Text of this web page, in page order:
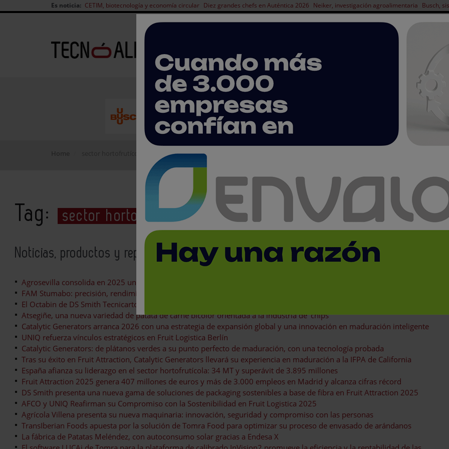
Es noticia: CETIM, biotecnología y economía circular Diez grandes chefs en Auténtica 2026 Neiker, investigación agroalimentaria Busch,
NOTICIAS ARTÍCULOS
Tag: sector hortofrutícola
Noticias, productos y reportajes relacionados a sector hortofrutícola
Agrosevilla consolida en 2025 unas ventas de 196 millones de euros
FAM Stumabo: precisión, rendimiento y fiabilidad para la exigente campaña del melocotón de AgroPhoenix
El Octabin de DS Smith Tecnicarton optimiza la logística de frutas y verduras a granel
Atsegiñe, una nueva variedad de patata de carne bicolor orientada a la industria de ‘chips’
Catalytic Generators arranca 2026 con una estrategia de expansión global y una innovación en maduración inteligente
UNIQ refuerza vínculos estratégicos en Fruit Logistica Berlín
Catalytic Generators: de plátanos verdes a su punto perfecto de maduración, con una tecnología probada
Tras su éxito en Fruit Attraction, Catalytic Generators llevará su experiencia en maduración a la IFPA de California
España afianza su liderazgo en el sector hortofrutícola: 34 MT y superávit de 3.895 millones
Fruit Attraction 2025 genera 407 millones de euros y más de 3.000 empleos en Madrid y alcanza cifras récord
DS Smith presenta una nueva gama de soluciones de packaging sostenibles a base de fibra en Fruit Attraction 2025
AFCO y UNIQ Reafirman su Compromiso con la Sostenibilidad en Fruit Logistica 2025
Agrícola Villena presenta su nueva maquinaria: innovación, seguridad y compromiso con las personas
TransIberian Foods apuesta por la solución de Tomra Food para optimizar su proceso de envasado de arándanos
La fábrica de Patatas Meléndez, con autoconsumo solar gracias a Endesa X